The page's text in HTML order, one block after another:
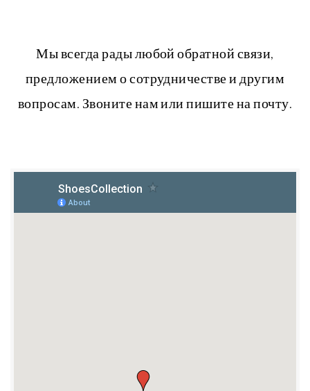
Мы всегда рады любой обратной связи,
предложением о сотрудничестве и другим
вопросам. Звоните нам или пишите на почту.